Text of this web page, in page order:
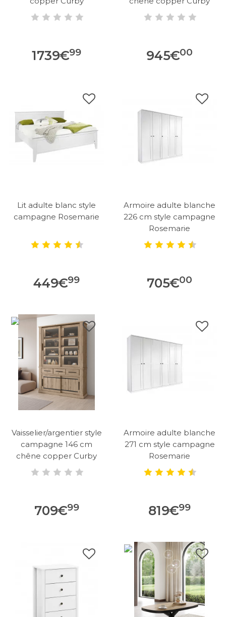
1739€99 945€00
Lit adulte blanc style
campagne Rosemarie
449€99
Armoire adulte blanche
226 cm style campagne
Rosemarie
705€00
Vaisselier/argentier style
campagne 146 cm
chêne copper Curby
709€99
Armoire adulte blanche
271 cm style campagne
Rosemarie
819€99